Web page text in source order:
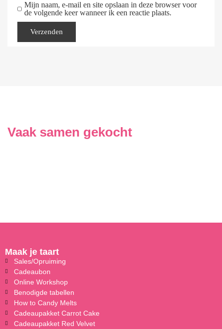
Mijn naam, e-mail en site opslaan in deze browser voor
de volgende keer wanneer ik een reactie plaats.
Vaak samen gekocht
Maak je taart
Sales/Opruiming
Cadeaubon
Online Workshop
Benodigde tabellen
How to Candy Melts
Cadeaupakket Carrot Cake
Cadeaupakket Red Velvet